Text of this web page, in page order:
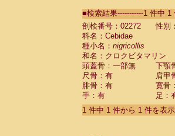
Cebidae
Cebidae
Cebidae
Cebidae
Cebidae
Cebidae
Cebidae
Cebidae
Cebidae Aotus
Cebidae Cebus
■検索結果-----------1 件中
剖検番号：02272
性別
科名：Cebidae
種小名： nigricollis
和名：クロクビタマリン
頭蓋骨：一部無
下顎
尺骨：有
肩甲
腓骨：有
寛骨
手：有
足：
1 件中 1 件から 1 件を表